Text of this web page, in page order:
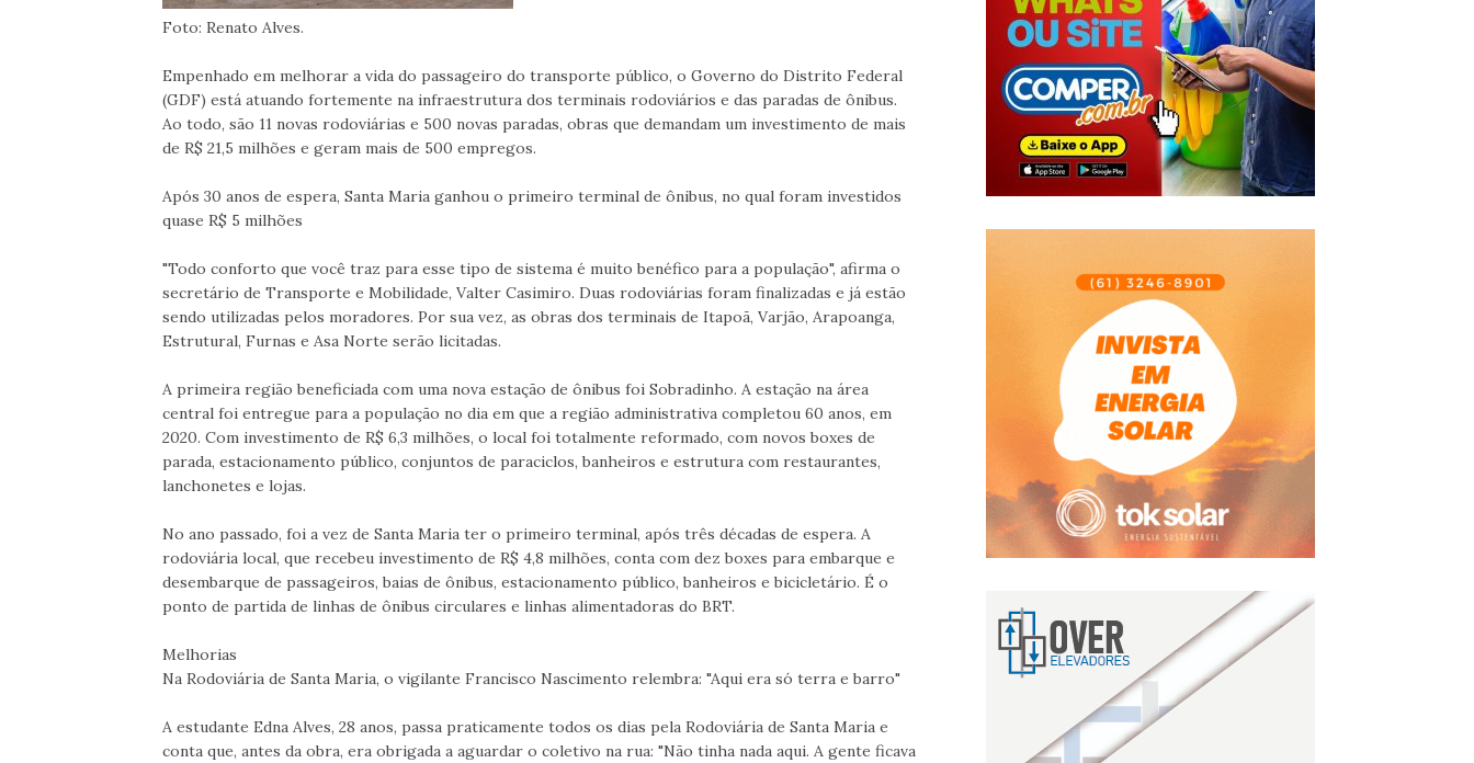
Foto: Renato Alves.
Empenhado em melhorar a vida do passageiro do transporte público, o Governo do Distrito Federal
(GDF) está atuando fortemente na infraestrutura dos terminais rodoviários e das paradas de ônibus.
Ao todo, são 11 novas rodoviárias e 500 novas paradas, obras que demandam um investimento de mais
de R$ 21,5 milhões e geram mais de 500 empregos.
Após 30 anos de espera, Santa Maria ganhou o primeiro terminal de ônibus, no qual foram investidos
quase R$ 5 milhões
"Todo conforto que você traz para esse tipo de sistema é muito benéfico para a população", afirma o
secretário de Transporte e Mobilidade, Valter Casimiro. Duas rodoviárias foram finalizadas e já estão
sendo utilizadas pelos moradores. Por sua vez, as obras dos terminais de Itapoã, Varjão, Arapoanga,
Estrutural, Furnas e Asa Norte serão licitadas.
A primeira região beneficiada com uma nova estação de ônibus foi Sobradinho. A estação na área
central foi entregue para a população no dia em que a região administrativa completou 60 anos, em
2020. Com investimento de R$ 6,3 milhões, o local foi totalmente reformado, com novos boxes de
parada, estacionamento público, conjuntos de paraciclos, banheiros e estrutura com restaurantes,
lanchonetes e lojas.
No ano passado, foi a vez de Santa Maria ter o primeiro terminal, após três décadas de espera. A
rodoviária local, que recebeu investimento de R$ 4,8 milhões, conta com dez boxes para embarque e
desembarque de passageiros, baias de ônibus, estacionamento público, banheiros e bicicletário. É o
ponto de partida de linhas de ônibus circulares e linhas alimentadoras do BRT.
Melhorias
Na Rodoviária de Santa Maria, o vigilante Francisco Nascimento relembra: "Aqui era só terra e barro"
A estudante Edna Alves, 28 anos, passa praticamente todos os dias pela Rodoviária de Santa Maria e
conta que, antes da obra, era obrigada a aguardar o coletivo na rua: "Não tinha nada aqui. A gente ficava